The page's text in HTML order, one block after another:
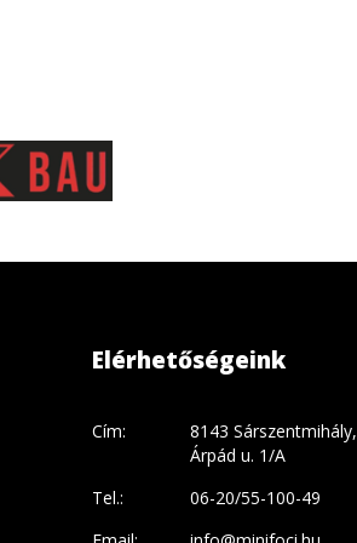
Elérhetőségeink
Cím:
8143 Sárszentmihály,
Árpád u. 1/A
Tel.:
06-20/55-100-49